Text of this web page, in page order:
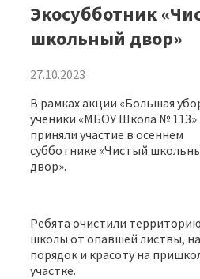
Экосубботник
школьный двор»
27.10.2023
В рамках акции «Большая
ученики «МБОУ Школа № 113»
приняли участие в осеннем
субботнике «Чистый
двор».
Ребята очистили территорию
школы от опавшей листвы,
порядок и красоту на
участке.